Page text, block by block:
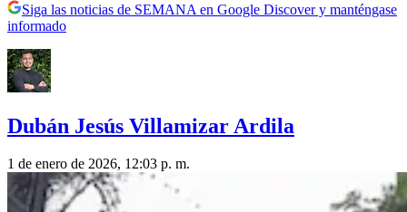
Siga las noticias de SEMANA en Google Discover y manténgase
informado
Dubán Jesús Villamizar Ardila
1 de enero de 2026, 12:03 p. m.